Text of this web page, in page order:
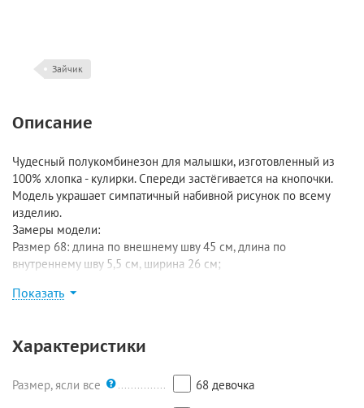
Зайчик
Описание
Чудесный полукомбинезон для малышки, изготовленный из
100% хлопка - кулирки. Спереди застёгивается на кнопочки.
Модель украшает симпатичный набивной рисунок по всему
изделию.
Замеры модели:
Размер 68: длина по внешнему шву 45 см, длина по
внутреннему шву 5,5 см, ширина 26 см;
внутреннему шву 6 см, ширина 27 см;
Размер 92-98: длина по внешнему шву 51 см, длина по
Показать
Характеристики
Размер, ясли все 68 девочка